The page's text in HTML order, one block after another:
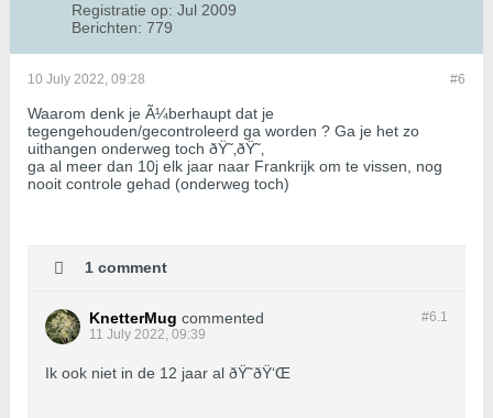
Registratie op: Jul 2009
Berichten: 779
#6
10 July 2022, 09:28
Waarom denk je Ã¼berhaupt dat je
tegengehouden/gecontroleerd ga worden ? Ga je het zo
uithangen onderweg toch ðŸ˜‚ðŸ˜‚
ga al meer dan 10j elk jaar naar Frankrijk om te vissen, nog
nooit controle gehad (onderweg toch)
1 comment
#6.1
KnetterMug commented
11 July 2022, 09:39
Ik ook niet in de 12 jaar al ðŸ˜ðŸ‘Œ